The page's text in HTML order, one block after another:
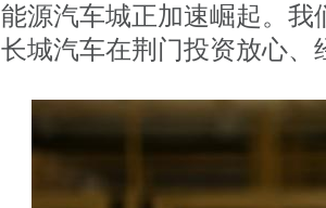
能源汽车城正加速崛起。
长城汽车在荆门投资放心、